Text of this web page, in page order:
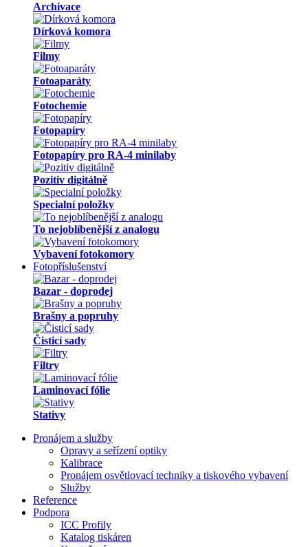
Archivace
Dírková komora
Filmy
Fotoaparáty
Fotochemie
Fotopapíry
Fotopapíry pro RA-4 minilaby
Pozitiv digitálně
Specialní položky
To nejoblíbenější z analogu
Vybavení fotokomory
Fotopříslušenství
Bazar - doprodej
Brašny a popruhy
Čisticí sady
Filtry
Laminovací fólie
Stativy
Pronájem a služby
Opravy a seřízení optiky
Kalibrace
Pronájem osvětlovací techniky a tiskového vybavení
Služby
Reference
Podpora
ICC Profily
Katalog tiskáren